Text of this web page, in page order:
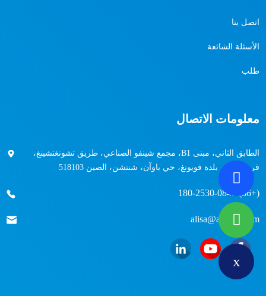
اتصل بنا
الأسئلة الشائعة
طلب
معلومات الاتصال
الطابق الثاني، مبنى B1، مجمع شينفو الصناعي، طريق تشونغتشينغ،
قرية هيبينغ، بلدة فويونغ، حي باوآن، شنتشن، الصين 518103
(+86) 180-2530-0849
alisa@airuize.com